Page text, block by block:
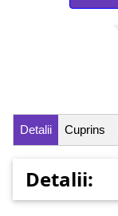
Detalii Cuprins
Detalii: